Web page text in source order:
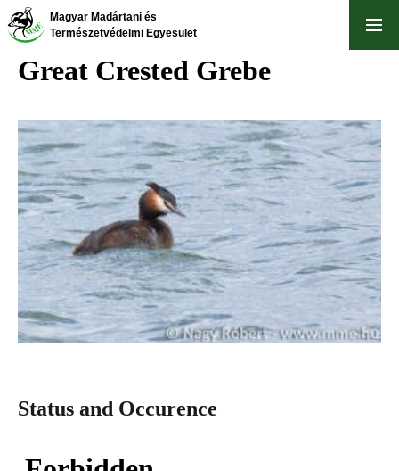
Skip
to
content
Magyar Madártani és
Természetvédelmi Egyesület
Great Crested Grebe
Status and Occurence